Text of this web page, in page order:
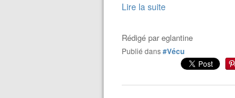
Lire la suite
Rédigé pareglantine
Publié dans#Vécu